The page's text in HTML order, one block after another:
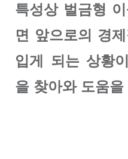
특성상 벌금형
면 앞으로의 경
입게 되는 상황
을 찾아와 도움